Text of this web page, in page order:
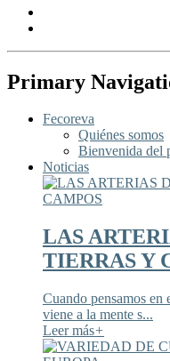
Primary
Fecoreva
Quiénes somos
Bienvenida del
Noticias
LAS
TIERRAS Y
Cuando pensamos en
viene a la mente s...
Leer más+